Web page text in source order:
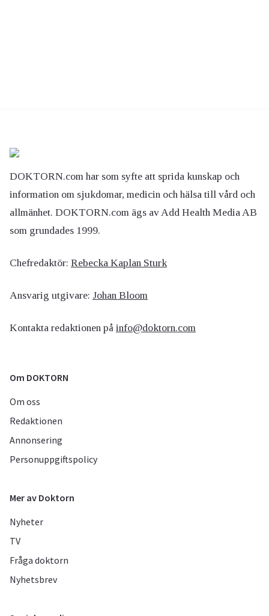
DOKTORN.com har som syfte att sprida kunskap och
information om sjukdomar, medicin och hälsa till vård och
allmänhet. DOKTORN.com ägs av Add Health Media AB
som grundades 1999.
Chefredaktör: Rebecka Kaplan Sturk
Ansvarig utgivare: Johan Bloom
Kontakta redaktionen på info@doktorn.com
Om DOKTORN
Om oss
Redaktionen
Annonsering
Personuppgiftspolicy
Mer av Doktorn
Nyheter
TV
Fråga doktorn
Nyhetsbrev